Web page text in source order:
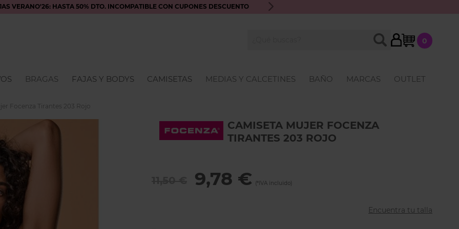
VERANO'26: HASTA 50% DTO. INCOMPATIBLE CON CUPONES DESCUENTO ENVÍO GRATIS A PARTIR DE 70€ · ATENCIÓN
My Cart
0
BUSCAR
BRAGAS FAJAS Y BODYS CAMISETAS MEDIAS Y CALCETINES BAÑO MARCAS OUTLET
Focenza Tirantes 203 Rojo
CAMISETA MUJER FOCENZA
TIRANTES 203 ROJO
9,78 €
Encuentra tu talla